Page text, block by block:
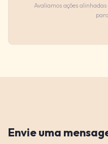
Avaliamos ações
Envie uma